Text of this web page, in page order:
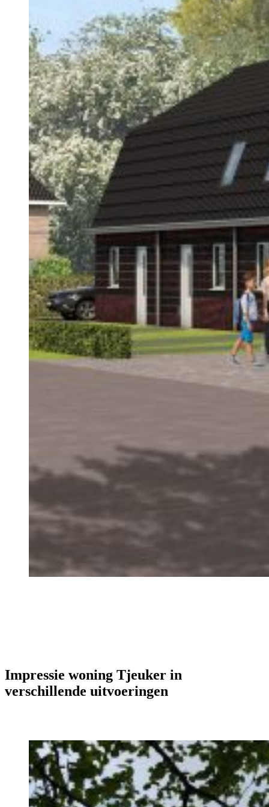
Impressie woning Tjeuker in
verschillende uitvoeringen